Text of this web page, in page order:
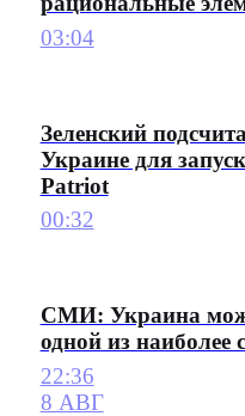
03:04
Зеленский
Украине для
Patriot
00:32
СМИ: Украина
одной из наиболее
22:36
8 АВГ